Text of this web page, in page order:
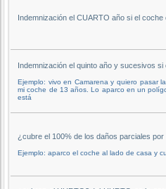
Indemnización el CUARTO año si el
Indemnización el quinto año y sucesivos
Ejemplo: vivo en Camarena y quiero pasar
mi coche de 13 años. Lo aparco en un
está
¿cubre el 100% de los daños parciales por
Ejemplo: aparco el coche al lado de casa y